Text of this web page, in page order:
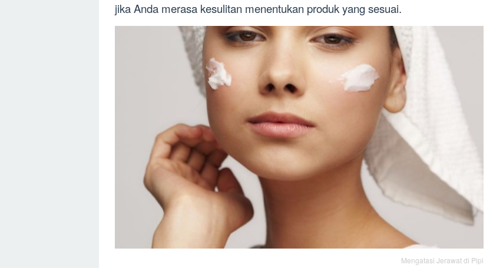
jika Anda merasa kesulitan menentukan produk yang sesuai.
Mengatasi Jerawat di Pipi